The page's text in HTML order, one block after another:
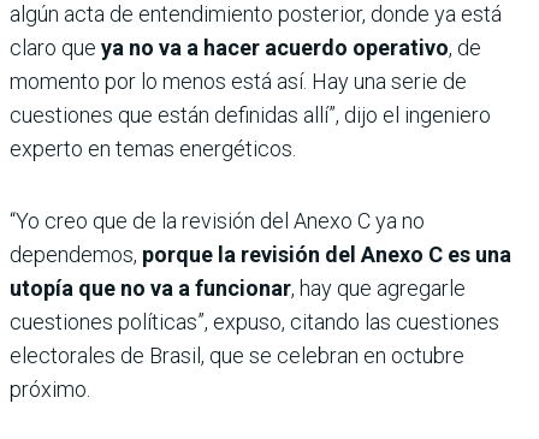
algún acta de entendimiento posterior, donde ya está
claro que ya no va a hacer acuerdo operativo, de
momento por lo menos está así. Hay una serie de
cuestiones que están definidas allí”, dijo el ingeniero
experto en temas energéticos.
“Yo creo que de la revisión del Anexo C ya no
dependemos, porque la revisión del Anexo C es una
utopía que no va a funcionar, hay que agregarle
cuestiones políticas”, expuso, citando las cuestiones
electorales de Brasil, que se celebran en octubre
próximo.